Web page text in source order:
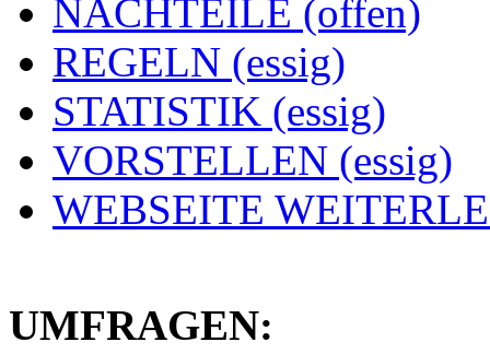
NACHTEILE (offen)
REGELN (essig)
STATISTIK (essig)
VORSTELLEN (essig)
WEBSEITE
UMFRAGEN: